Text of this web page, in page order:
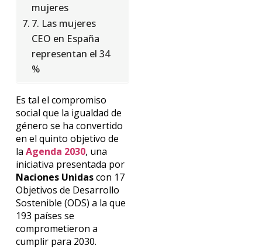
mujeres
7. Las mujeres
CEO en España
representan el 34
%
Es tal el compromiso
social que la igualdad de
género se ha convertido
en el quinto objetivo de
laAgenda 2030, una
iniciativa presentada por
Naciones Unidascon 17
Objetivos de Desarrollo
Sostenible (ODS) a la que
193 países se
comprometieron a
cumplir para 2030.